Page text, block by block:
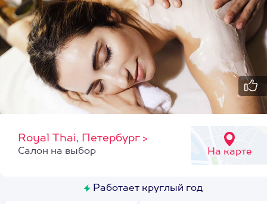
Royal Thai, Петербург >
На карте
Cалон на выбор
Работает круглый год